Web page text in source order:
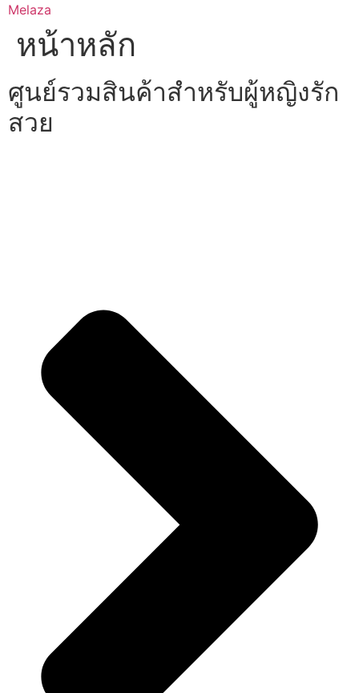
Skip
content
Melaza
หน้าหลัก
ศูนย์รวมสินค้าสำหรับผู้หญิงรัก
สวย